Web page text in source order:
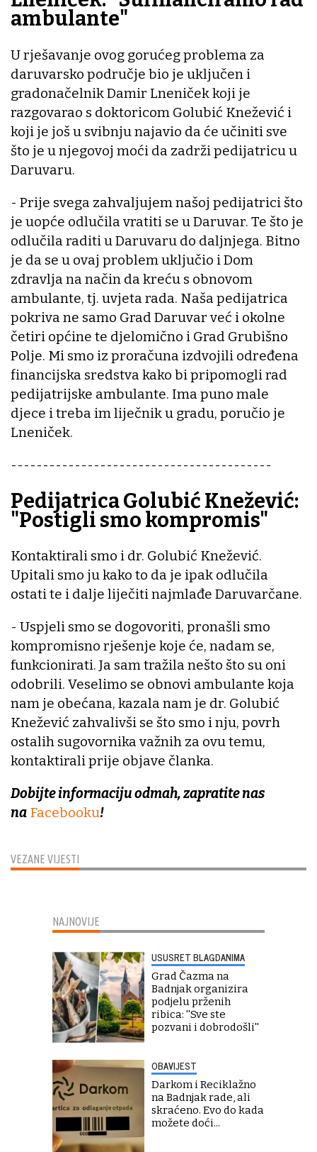
VEZANE VIJESTI
ambulante"
U rješavanje ovog gorućeg problema za
daruvarsko područje bio je uključen i
gradonačelnik Damir Lneniček koji je
razgovarao s doktoricom Golubić Knežević i
koji je još u svibnju najavio da će učiniti sve
što je u njegovoj moći da zadrži pedijatricu u
Daruvaru.
- Prije svega zahvaljujem našoj pedijatrici što
je uopće odlučila vratiti se u Daruvar. Te što je
odlučila raditi u Daruvaru do daljnjega. Bitno
je da se u ovaj problem uključio i Dom
zdravlja na način da kreću s obnovom
ambulante, tj. uvjeta rada. Naša pedijatrica
pokriva ne samo Grad Daruvar već i okolne
četiri općine te djelomično i Grad Grubišno
Polje. Mi smo iz proračuna izdvojili određena
financijska sredstva kako bi pripomogli rad
pedijatrijske ambulante. Ima puno male
djece i treba im liječnik u gradu, poručio je
Lneniček.
-----------------------------------------
Pedijatrica Golubić Knežević:
"Postigli smo kompromis"
Kontaktirali smo i dr. Golubić Knežević.
Upitali smo ju kako to da je ipak odlučila
ostati te i dalje liječiti najmlađe Daruvarčane.
- Uspjeli smo se dogovoriti, pronašli smo
kompromisno rješenje koje će, nadam se,
funkcionirati. Ja sam tražila nešto što su oni
odobrili. Veselimo se obnovi ambulante koja
nam je obećana, kazala nam je dr. Golubić
Knežević zahvalivši se što smo i nju, povrh
ostalih sugovornika važnih za ovu temu,
kontaktirali prije objave članka.
Dobijte informaciju odmah, zapratite nas
na Facebooku!
NAJNOVIJE
USUSRET BLAGDANIMA
Grad Čazma na
Badnjak organizira
podjelu prženih
ribica: ''Sve ste
pozvani i dobrodošli''
OBAVIJEST
Darkom i Reciklažno
na Badnjak rade, ali
skraćeno. Evo do kada
možete doći...